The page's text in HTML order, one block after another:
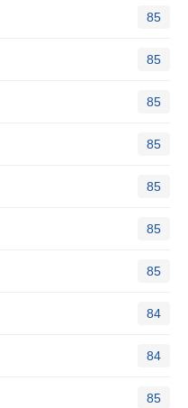
85
85
85
85
85
85
85
84
84
85